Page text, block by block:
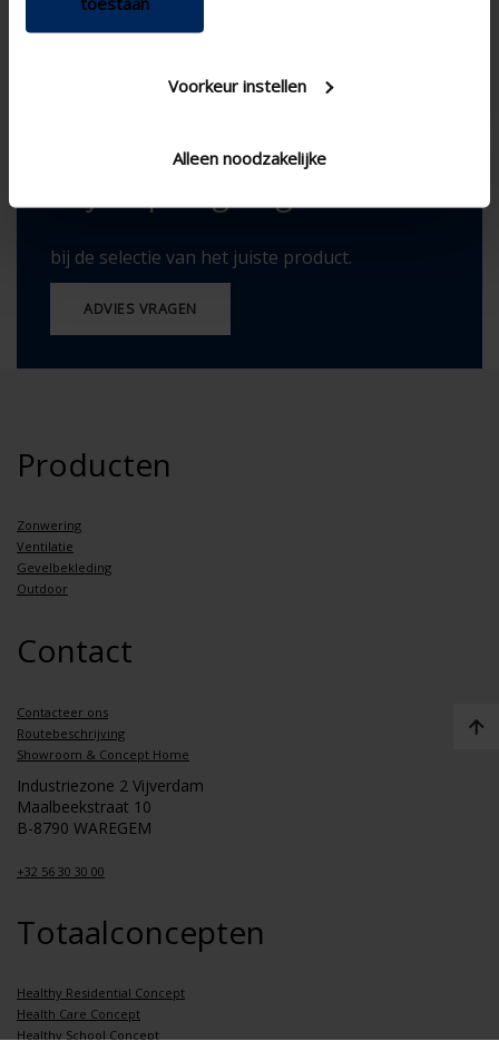
Voorkeur instellen
Alleen noodzakelijke
Thermisch onderbroken
bij de selectie van het juiste product.
ADVIES VRAGEN
Producten
Zonwering
Ventilatie
Gevelbekleding
Outdoor
Contact
Contacteer ons
Routebeschrijving
Showroom & Concept Home
Industriezone 2 Vijverdam
Maalbeekstraat 10
B-8790 WAREGEM
+32 56 30 30 00
Totaalconcepten
Healthy Residential Concept
Health Care Concept
Healthy School Concept